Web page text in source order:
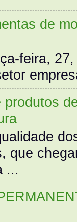
de
feira,
que
...